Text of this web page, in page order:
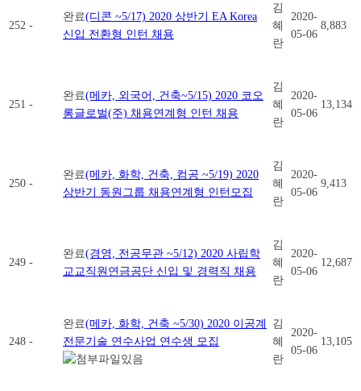
252 -
완료(디콘 ~5/17) 2020 상반기 EA Korea
신입 전환형 인턴 채용
김
혜
란
2020-
05-06
8,883
251 -
완료(메카, 외국어, 건축~5/15) 2020 코오
롱글로벌(주) 채용연계형 인턴 채용
김
혜
란
2020-
05-06
13,134
250 -
완료(메카, 화학, 건축, 컴공 ~5/19) 2020
상반기 동원그룹 채용연계형 인턴모집
김
혜
란
2020-
05-06
9,413
249 -
완료(경영, 전공무관 ~5/12) 2020 사립학
교교직원연금공단 신입 및 경력직 채용
김
혜
란
2020-
05-06
12,687
248 -
완료(메카, 화학, 건축 ~5/30) 2020 이공계
전문기술 연수사업 연수생 모집
김
혜
란
2020-
05-06
13,105